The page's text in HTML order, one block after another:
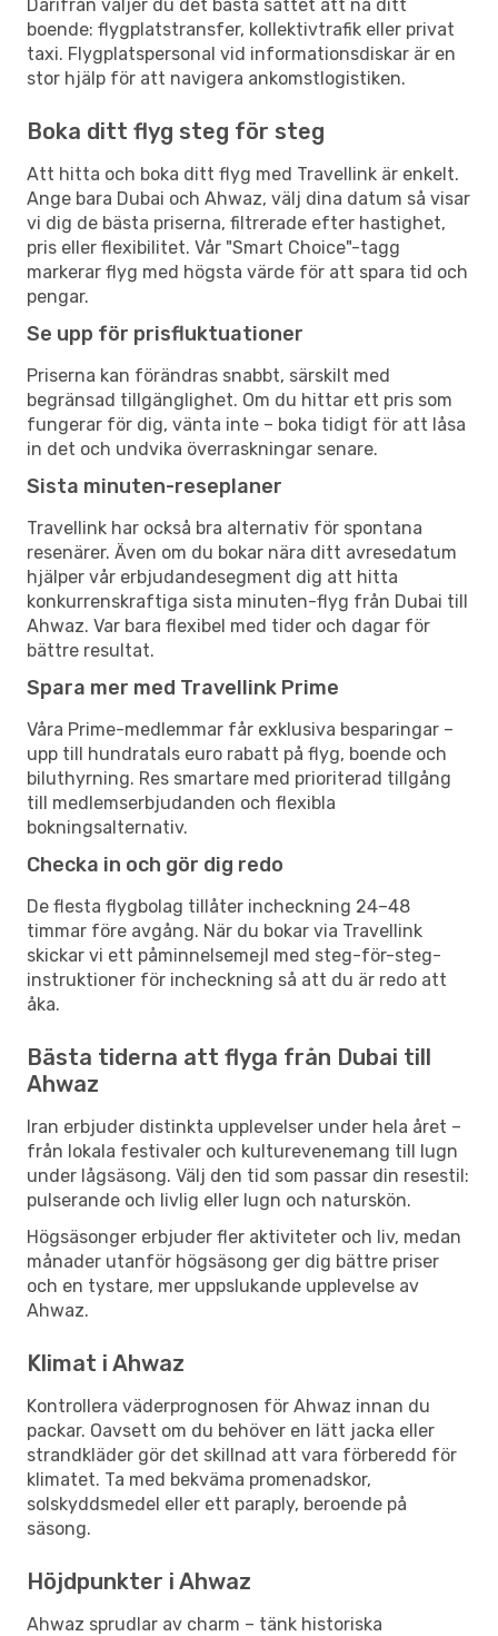
Därifrån väljer du det bästa sättet att nå ditt
boende: flygplatstransfer, kollektivtrafik eller privat
taxi. Flygplatspersonal vid informationsdiskar är en
stor hjälp för att navigera ankomstlogistiken.
Boka ditt flyg steg för steg
Att hitta och boka ditt flyg med Travellink är enkelt.
Ange bara Dubai och Ahwaz, välj dina datum så visar
vi dig de bästa priserna, filtrerade efter hastighet,
pris eller flexibilitet. Vår "Smart Choice"-tagg
markerar flyg med högsta värde för att spara tid och
pengar.
Se upp för prisfluktuationer
Priserna kan förändras snabbt, särskilt med
begränsad tillgänglighet. Om du hittar ett pris som
fungerar för dig, vänta inte – boka tidigt för att låsa
in det och undvika överraskningar senare.
Sista minuten-reseplaner
Travellink har också bra alternativ för spontana
resenärer. Även om du bokar nära ditt avresedatum
hjälper vår erbjudandesegment dig att hitta
konkurrenskraftiga sista minuten-flyg från Dubai till
Ahwaz. Var bara flexibel med tider och dagar för
bättre resultat.
Spara mer med Travellink Prime
Våra Prime-medlemmar får exklusiva besparingar –
upp till hundratals euro rabatt på flyg, boende och
biluthyrning. Res smartare med prioriterad tillgång
till medlemserbjudanden och flexibla
bokningsalternativ.
Checka in och gör dig redo
De flesta flygbolag tillåter incheckning 24–48
timmar före avgång. När du bokar via Travellink
skickar vi ett påminnelsemejl med steg-för-steg-
instruktioner för incheckning så att du är redo att
åka.
Bästa tiderna att flyga från Dubai till
Ahwaz
Iran erbjuder distinkta upplevelser under hela året –
från lokala festivaler och kulturevenemang till lugn
under lågsäsong. Välj den tid som passar din resestil:
pulserande och livlig eller lugn och naturskön.
Högsäsonger erbjuder fler aktiviteter och liv, medan
månader utanför högsäsong ger dig bättre priser
och en tystare, mer uppslukande upplevelse av
Ahwaz.
Klimat i Ahwaz
Kontrollera väderprognosen för Ahwaz innan du
packar. Oavsett om du behöver en lätt jacka eller
strandkläder gör det skillnad att vara förberedd för
klimatet. Ta med bekväma promenadskor,
solskyddsmedel eller ett paraply, beroende på
säsong.
Höjdpunkter i Ahwaz
Ahwaz sprudlar av charm – tänk historiska